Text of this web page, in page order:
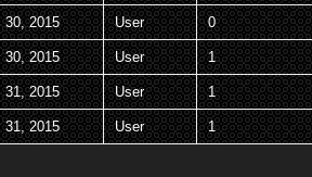
30, 2015 User 0
30, 2015 User 1
31, 2015 User 1
31, 2015 User 1